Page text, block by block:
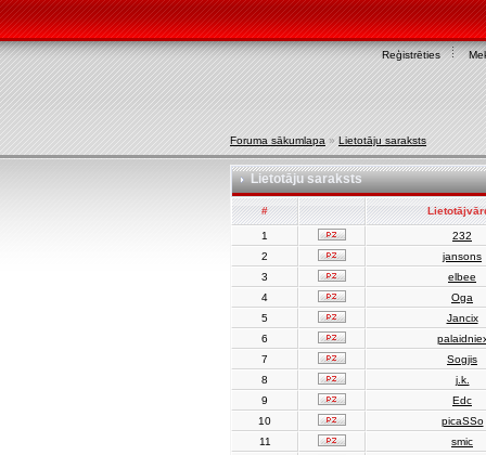
Reģistrēties
Foruma sākumlapa » Lietotāju saraksts
Lietotāju saraksts
#
1
232
2
jansons
3
elbee
4
Oga
5
Jancix
6
7
Sogjis
8
j.k.
9
Edc
10
picaSSo
11
smic